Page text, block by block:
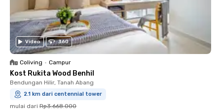
Video 360
Coliving • Campur
Kost Rukita Wood Benhil
Bendungan Hilir, Tanah Abang
2.1 km dari centennial tower
mulai dari Rp3.668.000